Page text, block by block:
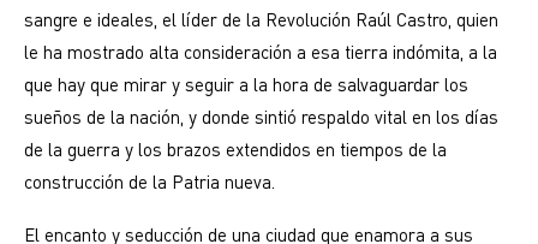
sangre e ideales, el líder de la Revolución Raúl Castro, quien
le ha mostrado alta consideración a esa tierra indómita, a la
que hay que mirar y seguir a la hora de salvaguardar los
sueños de la nación, y donde sintió respaldo vital en los días
de la guerra y los brazos extendidos en tiempos de la
construcción de la Patria nueva.
El encanto y seducción de una ciudad que enamora a sus